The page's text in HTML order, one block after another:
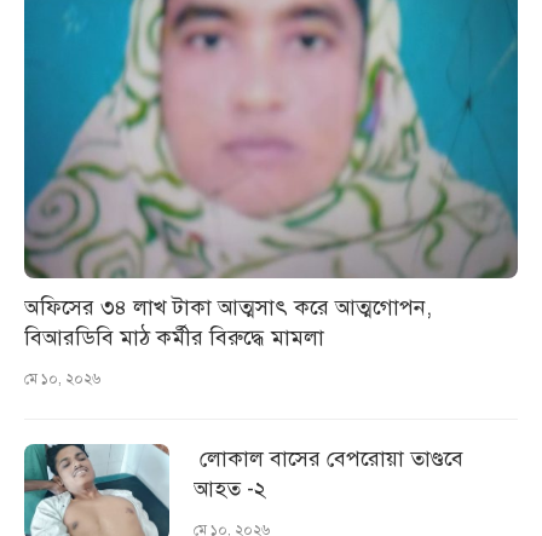
অফিসের ৩৪ লাখ টাকা আত্মসাৎ করে আত্মগোপন,
বিআরডিবি মাঠ কর্মীর বিরুদ্ধে মামলা
মে ১০, ২০২৬
লোকাল বাসের বেপরোয়া তাণ্ডবে
আহত -২
মে ১০, ২০২৬